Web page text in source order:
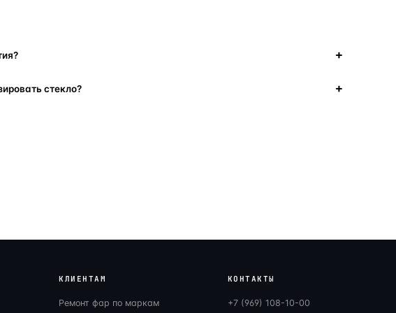
стекло?
КЛИЕНТАМ
Ремонт фар по маркам
КОНТАКТЫ
+7 (969) 108-10-00